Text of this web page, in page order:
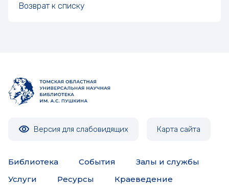
Возврат к списку
Версия для слабовидящих Карта сайта
Библиотека События
Залы и службы
Услуги
Ресурсы
Краеведение